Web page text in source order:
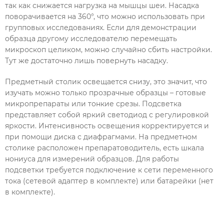
так как снижается нагрузка на мышцы шеи. Насадка
поворачивается на 360°, что можно использовать при
групповых исследованиях. Если для демонстрации
образца другому исследователю перемещать
микроскоп целиком, можно случайно сбить настройки.
Тут же достаточно лишь повернуть насадку.
Предметный столик освещается снизу, это значит, что
изучать можно только прозрачные образцы – готовые
микропрепараты или тонкие срезы. Подсветка
представляет собой яркий светодиод с регулировкой
яркости. Интенсивность освещения корректируется и
при помощи диска с диафрагмами. На предметном
столике расположен препаратоводитель, есть шкала
нониуса для измерений образцов. Для работы
подсветки требуется подключение к сети переменного
тока (сетевой адаптер в комплекте) или батарейки (нет
в комплекте).